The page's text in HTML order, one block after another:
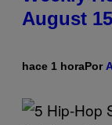
August 15
hace 1 horaPor